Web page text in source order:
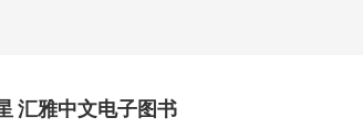
汇雅中文电子图书